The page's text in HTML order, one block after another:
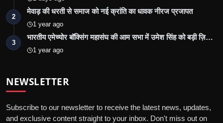
2
मेवाड़ की धरती से समाज को नई क्रांति का धावक नीरज प्रजापत
1 year ago
3
भारतीय एमेच्योर बॉक्सिंग महासंघ की आम सभा में उमेश सिंह को बड़ी ज़ि…
1 year ago
NEWSLETTER
Subscribe to our newsletter to receive the latest news, updates,
and exclusive content straight to your inbox. Don't miss out on